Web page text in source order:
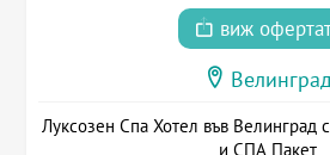
виж
Луксозен Спа Хотел във Велинград
и СПА Пакет